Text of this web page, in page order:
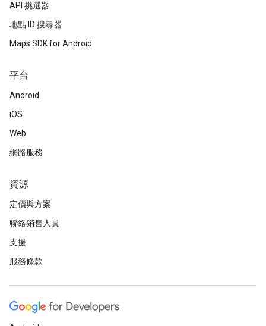
API 挑選器
地點 ID 搜尋器
Maps SDK for Android
平台
Android
iOS
Web
網路服務
資源
定價與方案
聯絡銷售人員
支援
服務條款